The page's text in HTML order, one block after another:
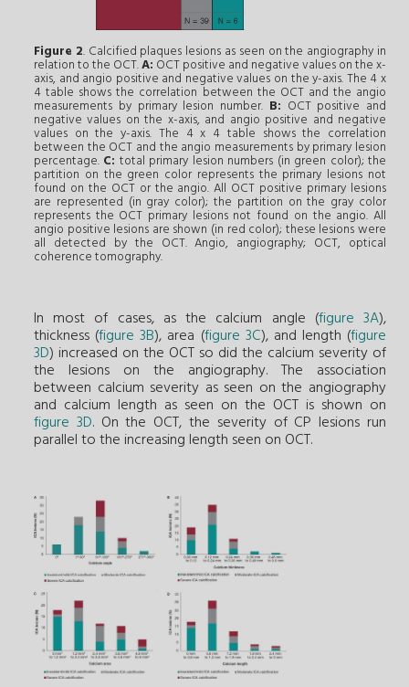
Figure 2. Calcified plaques lesions as seen on the angiography in
relation to the OCT.A: OCT positive and negative values on the x-
axis, and angio positive and negative values on the y-axis. The 4 x
4 table shows the correlation between the OCT and the angio
measurements by primary lesion number. B: OCT positive and
negative values on the x-axis, and angio positive and negative
values on the y-axis. The 4 x 4 table shows the correlation
between the OCT and the angio measurements by primary lesion
percentage. C: total primary lesion numbers (in green color); the
partition on the green color represents the primary lesions not
found on the OCT or the angio. All OCT positive primary lesions
are represented (in gray color); the partition on the gray color
represents the OCT primary lesions not found on the angio. All
angio positive lesions are shown (in red color); these lesions were
all detected by the OCT. Angio, angiography; OCT, optical
coherence tomography.
In most of cases, as the calcium angle (figure 3A),
thickness (figure 3B), area (figure 3C), and length (figure
3D) increased on the OCT so did the calcium severity of
the lesions on the angiography. The association
between calcium severity as seen on the angiography
and calcium length as seen on the OCT is shown on
figure 3D. On the OCT, the severity of CP lesions run
parallel to the increasing length seen on OCT.